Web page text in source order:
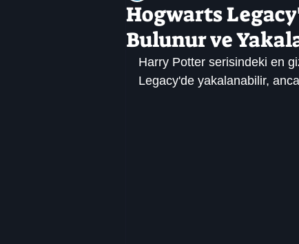
Hogwarts
Bulunur ve
Harry Potter serisindeki en
Legacy'de yakalanabilir,